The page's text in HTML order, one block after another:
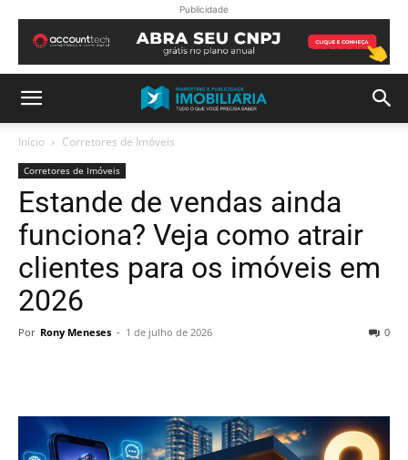
Publicidade
Início Corretores de Imóveis
Corretores de Imóveis
Estande de vendas ainda
funciona? Veja como atrair
clientes para os imóveis em
2026
Por Rony Meneses - 1 de julho de 2026 0